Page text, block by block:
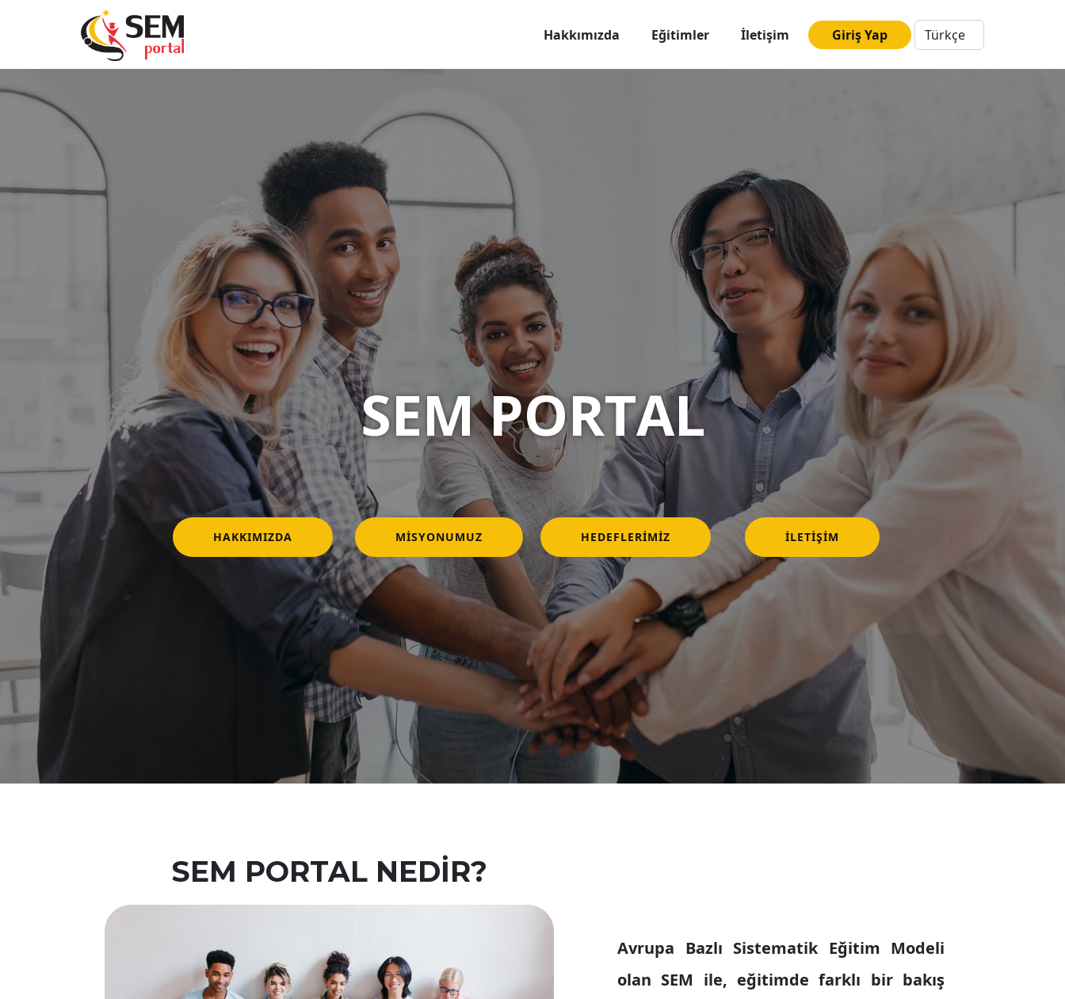
Hakkımızda Eğitimler İletişim Giriş Yap
SEM PORTAL
HAKKIMIZDA MISYONUMUZ HEDEFLERIMIZ İLETIŞIM
SEM PORTAL NEDİR?
Avrupa Bazlı Sistematik Eğitim Modeli
olan SEM ile, eğitimde farklı bir bakış